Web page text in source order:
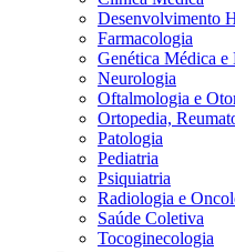
Desenvolvimento
Farmacologia
Genética Médica
Neurologia
Oftalmologia e
Ortopedia,
Patologia
Pediatria
Psiquiatria
Radiologia e
Saúde Coletiva
Tocoginecologia